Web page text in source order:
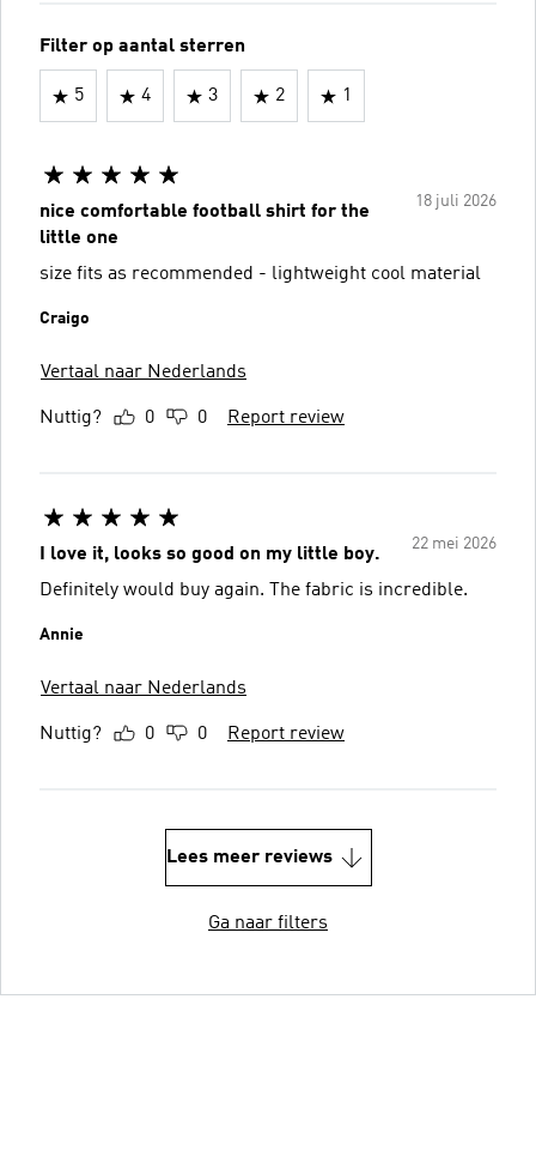
Filter op aantal sterren
5 4 3 2 1
18 juli 2026
nice comfortable football shirt for the
little one
size fits as recommended - lightweight cool material
Craigo
Vertaal naar Nederlands
Nuttig? 0 0 Report review
22 mei 2026
I love it, looks so good on my little boy.
Definitely would buy again. The fabric is incredible.
Annie
Vertaal naar Nederlands
Nuttig? 0 0 Report review
Lees meer reviews
Ga naar filters